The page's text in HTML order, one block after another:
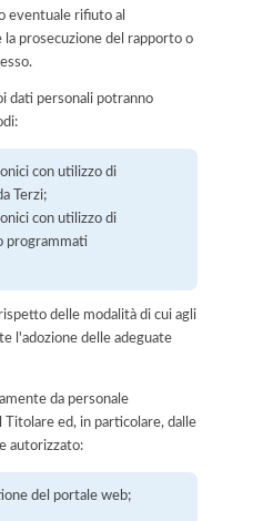
eventuale rifiuto al
prosecuzione del rapporto o
dati personali potranno
con utilizzo di
Terzi;
con utilizzo di
programmati
delle modalità di cui agli
l'adozione delle adeguate
da personale
ed, in particolare, dalle
autorizzato:
del portale web;